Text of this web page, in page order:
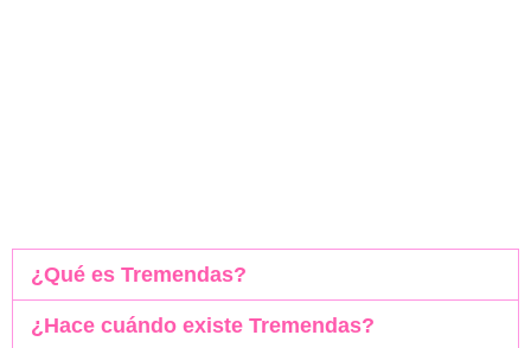
¿Qué es Tremendas?
¿Hace cuándo existe Tremendas?